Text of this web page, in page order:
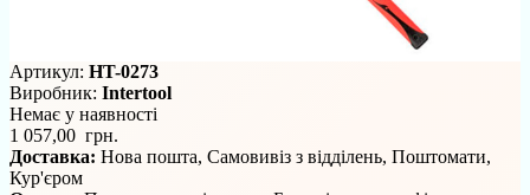
Артикул: HT-0273
Виробник: Intertool
Немає у наявності
1 057,00 грн.
Доставка: Нова пошта, Самовивіз з відділень, Поштомати,
Кур'єром